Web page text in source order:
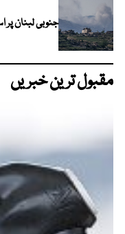
جنوبی لبنان
مقبول ترین خبریں